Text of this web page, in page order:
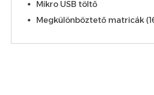
Mikro USB töltő
Megkülönböztető matricák